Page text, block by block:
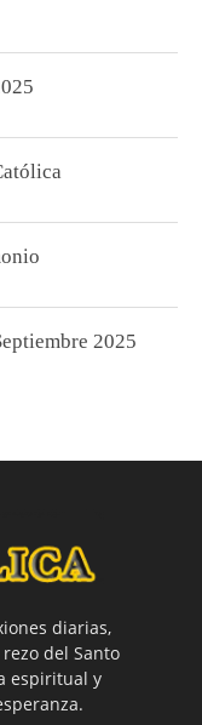
2025
diarias,
del Santo
espiritual y